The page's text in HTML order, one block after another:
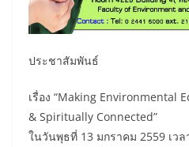
ประชาสัมพันธ์
เรื่อง “Making Environmental
& Spiritually Connected”
ในวันพุธที่ 13 มกราคม 2559 เว